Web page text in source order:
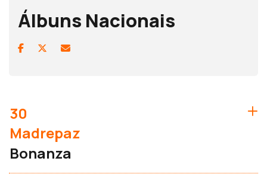
Álbuns Nacionais
30
Madrepaz
Bonanza